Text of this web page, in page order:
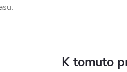
K tomuto